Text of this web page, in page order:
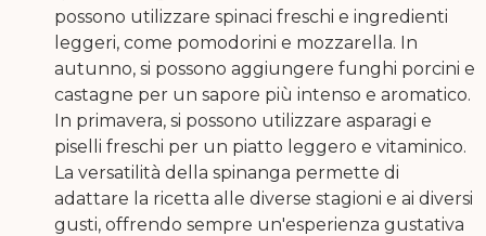
possono utilizzare spinaci freschi e ingredienti
leggeri, come pomodorini e mozzarella. In
autunno, si possono aggiungere funghi porcini e
castagne per un sapore più intenso e aromatico.
In primavera, si possono utilizzare asparagi e
piselli freschi per un piatto leggero e vitaminico.
La versatilità della spinanga permette di
adattare la ricetta alle diverse stagioni e ai diversi
gusti, offrendo sempre un'esperienza gustativa